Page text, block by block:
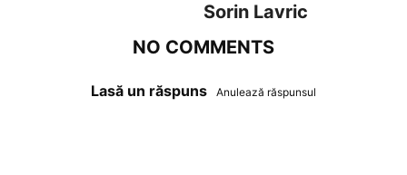
Sorin Lavric
NO COMMENTS
Lasă un răspuns Anulează răspunsul